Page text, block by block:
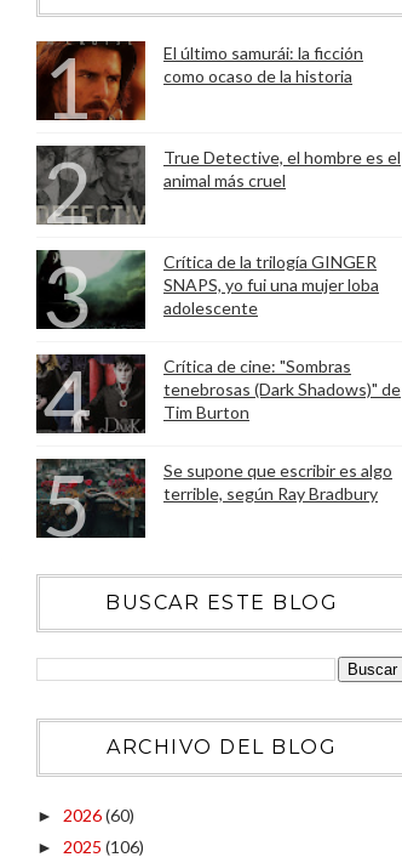
El último samurái: la ficción
como ocaso de la historia
True Detective, el hombre es el
animal más cruel
Crítica de la trilogía GINGER
SNAPS, yo fui una mujer loba
adolescente
Crítica de cine: "Sombras
tenebrosas (Dark Shadows)" de
Tim Burton
Se supone que escribir es algo
terrible, según Ray Bradbury
BUSCAR ESTE BLOG
ARCHIVO DEL BLOG
► 2026(60)
► 2025 (106)